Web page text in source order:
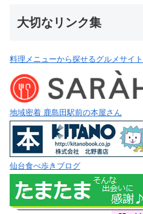
大切なリンク集
料理メニューから探せるグルメサイト
地域密着 鹿島田駅前の本屋さん
仙台食べ歩きブログ